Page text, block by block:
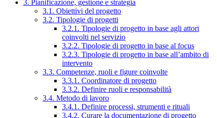
3. Pianificazione, gestione e strategia
3.1. Obiettivi del progetto
3.2. Tipologie di progetti
3.2.1. Tipologie di progetto in base agli attori
coinvolti nel servizio
3.2.2. Tipologie di progetto in base al focus
3.2.3. Tipologie di progetto in base all’ambito di
intervento
3.3. Competenze, ruoli e figure coinvolte
3.3.1. Coordinatore di progetto
3.3.2. Definire ruoli e responsabilità
3.4. Metodo di lavoro
3.4.1. Definire processi, strumenti e rituali
3.4.2. Curare la documentazione di progetto